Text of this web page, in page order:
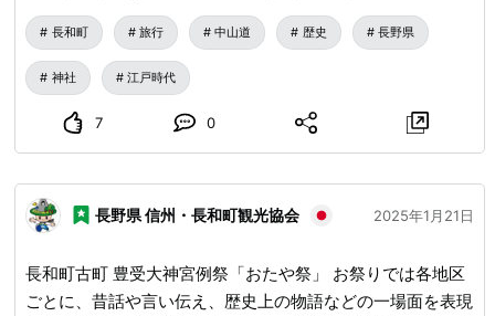
長和町 旅行 中山道 歴史 長野県
神社 江戸時代
7 0
長野県 信州・長和町観光協会 2025年1月21日
長和町古町 豊受大神宮例祭「おたや祭」 お祭りでは各地区
ごとに、昔話や言い伝え、歴史上の物語などの一場面を表現